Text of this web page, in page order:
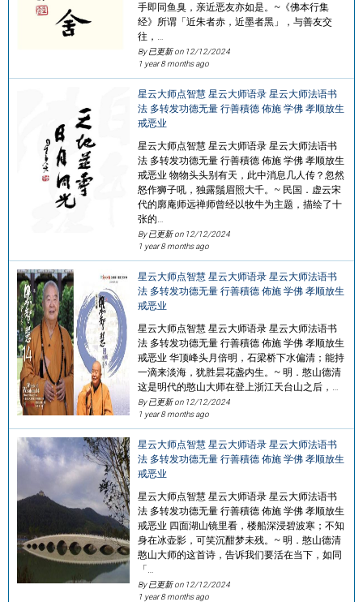
手即同鱼臭，亲近恶友亦如是。~《佛本行集
经》所谓「近朱者赤，近墨者黑」，与善友交
往，…
By 已更新 on 12/12/2024
1 year 8 months ago
星云大师点智慧 星云大师语录 星云大师法语书
法 多转发功德无量 行善積德 佈施 学佛 孝顺放生
戒恶业
星云大师点智慧 星云大师语录 星云大师法语书
法 多转发功德无量 行善積德 佈施 学佛 孝顺放生
戒恶业 物物头头别有天，此中消息几人传？忽然
怒作狮子吼，独露鬚眉照大千。~ 民国．虚云宋
代的廓庵师远禅师曾经以牧牛为主题，描绘了十
张的…
By 已更新 on 12/12/2024
1 year 8 months ago
星云大师点智慧 星云大师语录 星云大师法语书
法 多转发功德无量 行善積德 佈施 学佛 孝顺放生
戒恶业
星云大师点智慧 星云大师语录 星云大师法语书
法 多转发功德无量 行善積德 佈施 学佛 孝顺放生
戒恶业 华顶峰头月倍明，石梁桥下水偏清；能持
一滴来淡海，犹胜昙花盏内生。~ 明．憨山德清
这是明代的憨山大师在登上浙江天台山之后，…
By 已更新 on 12/12/2024
1 year 8 months ago
星云大师点智慧 星云大师语录 星云大师法语书
法 多转发功德无量 行善積德 佈施 学佛 孝顺放生
戒恶业
星云大师点智慧 星云大师语录 星云大师法语书
法 多转发功德无量 行善積德 佈施 学佛 孝顺放生
戒恶业 四面湖山镜里看，楼船深浸碧波寒；不知
身在冰壶影，可笑沉酣梦未残。~ 明．憨山德清
憨山大师的这首诗，告诉我们要活在当下，如同
「…
By 已更新 on 12/12/2024
1 year 8 months ago